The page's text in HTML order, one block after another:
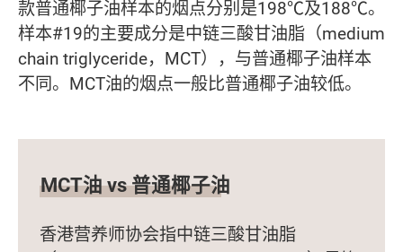
款普通椰子油样本的烟点分别是198℃及188℃。
样本#19的主要成分是中链三酸甘油脂（medium
chain triglyceride，MCT），与普通椰子油样本
不同。MCT油的烟点一般比普通椰子油较低。
MCT油 vs 普通椰子油
香港营养师协会指中链三酸甘油脂